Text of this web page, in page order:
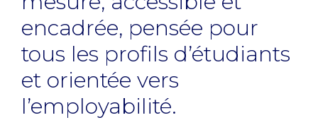
encadrée, pensée pour
tous les profils d’étudiants
et orientée vers
l’employabilité.